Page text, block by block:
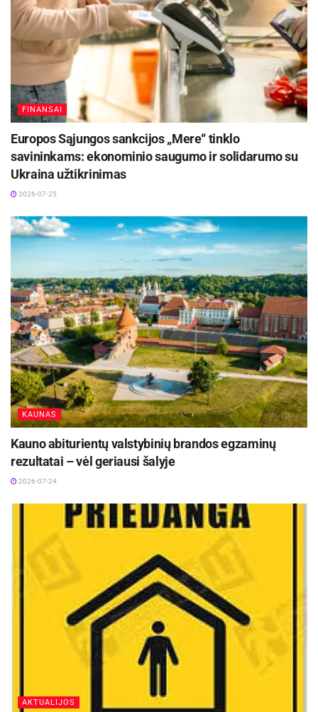
FINANSAI
Europos Sąjungos sankcijos „Mere“ tinklo
savininkams: ekonominio saugumo ir solidarumo su
Ukraina užtikrinimas
2026-07-25
KAUNAS
Kauno abiturientų valstybinių brandos egzaminų
rezultatai – vėl geriausi šalyje
2026-07-24
AKTUALIJOS